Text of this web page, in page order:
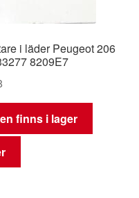
i läder Peugeot 206
8209E7
finns i lager